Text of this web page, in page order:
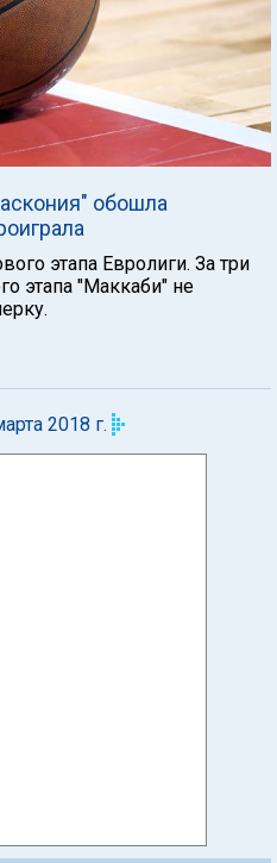
обошла
этапа Евролиги. За три
этапа "Маккаби" не
2018 г.